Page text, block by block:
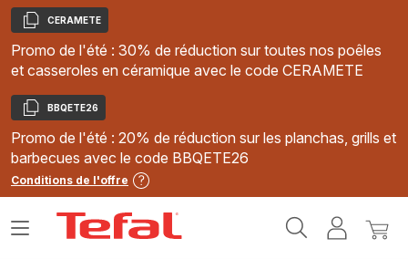
Copier
CERAMETE
Promo de l'été : 30% de réduction sur toutes nos poêles
et casseroles en céramique avec le code CERAMETE
Copier
BBQETE26
Promo de l'été : 20% de réduction sur les planchas, grills et
barbecues avec le code BBQETE26
Conditions de l'offre
MonMon
Ouvrir